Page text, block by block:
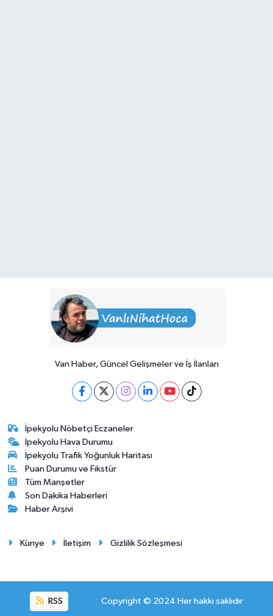
Van Haber, Güncel Gelişmeler ve İş İlanları
İpekyolu Nöbetçi Eczaneler
İpekyolu Hava Durumu
İpekyolu Trafik Yoğunluk Haritası
Puan Durumu ve Fikstür
Tüm Manşetler
Son Dakika Haberleri
Haber Arşivi
Künye İletişim Gizlilik Sözleşmesi
RSS Copyright © 2024 Her hakkı saklıdır